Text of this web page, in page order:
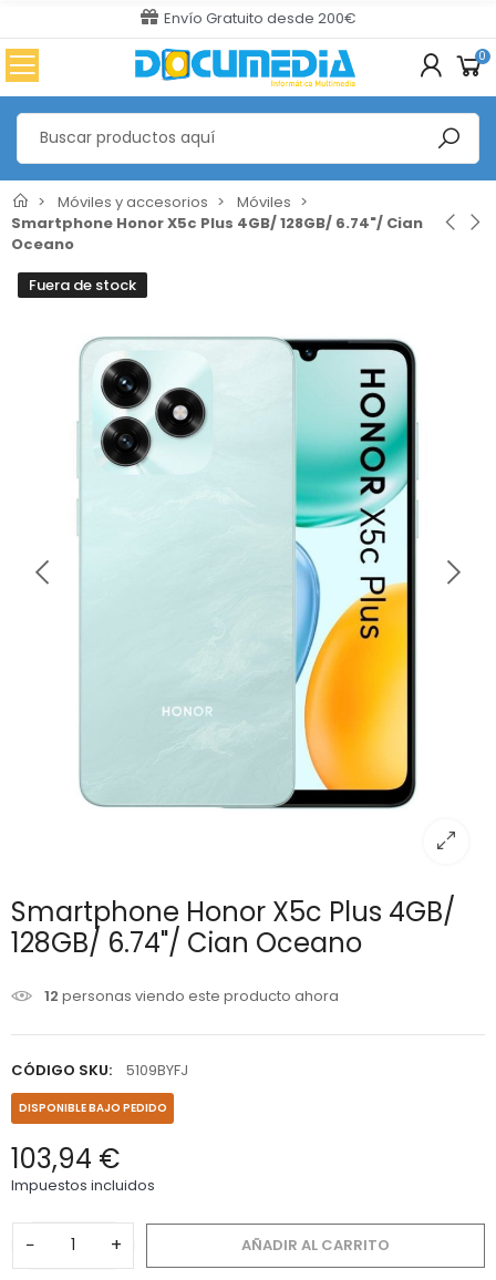
Envío Gratuito desde 200€
0
Móviles y accesorios
Móviles
Smartphone Honor X5c Plus 4GB/ 128GB/ 6.74"/ Cian
Oceano
Fuera de stock
Smartphone Honor X5c Plus 4GB/
128GB/ 6.74"/ Cian Oceano
12 personas viendo este producto ahora
CÓDIGO SKU: 5109BYFJ
DISPONIBLE BAJO PEDIDO
103,94 €
Impuestos incluidos
− + AÑADIR AL CARRITO